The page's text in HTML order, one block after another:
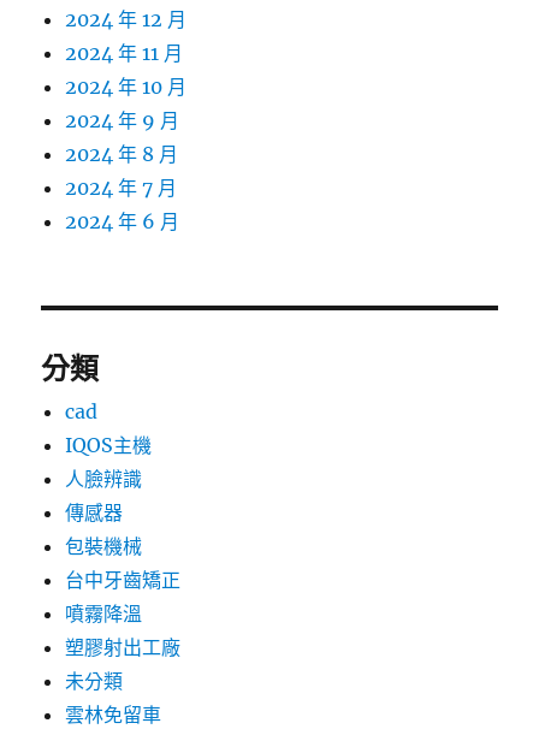
2024 年 12 月
2024 年 11 月
2024 年 10 月
2024 年 9 月
2024 年 8 月
2024 年 7 月
2024 年 6 月
分類
cad
IQOS主機
人臉辨識
傳感器
包裝機械
台中牙齒矯正
噴霧降溫
塑膠射出工廠
未分類
雲林免留車